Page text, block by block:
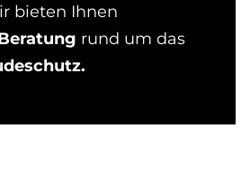
bieten Ihnen
rund um das